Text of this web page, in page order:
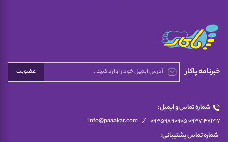
خبرنامه پاکار عضویت
شماره تماس و ایمیل:
info@paaakar.com / 09359890905 09371471217
شماره تماس پشتیبانی: